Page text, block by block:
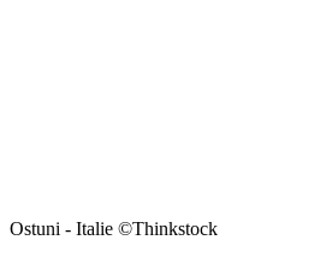
Ostuni - Italie ©Thinkstock